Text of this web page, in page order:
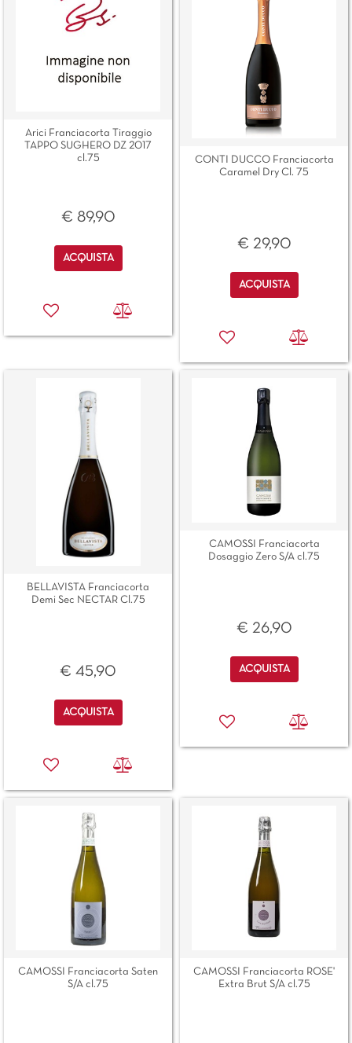
Arici Franciacorta Tiraggio
TAPPO SUGHERO DZ 2017
cl.75
€ 89,90
Quantità
ACQUISTA
CONTI DUCCO Franciacorta
Caramel Dry Cl. 75
€ 29,90
Quantità
ACQUISTA
BELLAVISTA Franciacorta
Demi Sec NECTAR Cl.75
€ 45,90
Quantità
ACQUISTA
CAMOSSI Franciacorta
Dosaggio Zero S/A cl.75
€ 26,90
Quantità
ACQUISTA
CAMOSSI Franciacorta Saten
S/A cl.75
CAMOSSI Franciacorta ROSE'
Extra Brut S/A cl.75